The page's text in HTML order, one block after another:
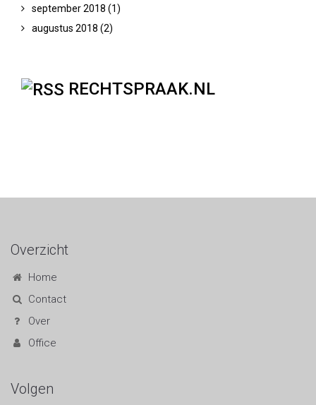
september 2018 (1)
augustus 2018 (2)
RECHTSPRAAK.NL
Overzicht
Home
Contact
Over
Office
Volgen